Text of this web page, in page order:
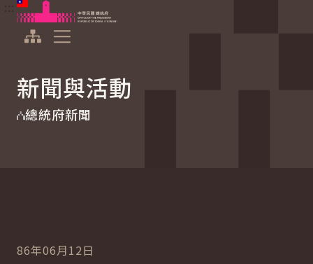
跳到主要內容
中華民國總統府
新聞與活動
總統府新聞
86年06月12日